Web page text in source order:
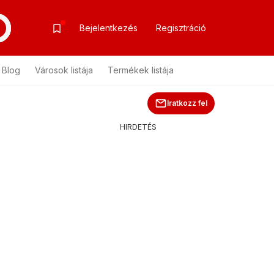
Bejelentkezés Regisztráció
Blog Városok listája Termékek listája
Iratkozz fel
HIRDETÉS